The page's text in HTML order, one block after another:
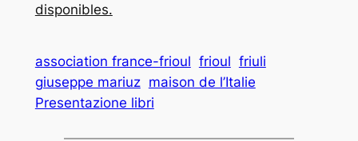
disponibles.
association france-frioul frioul friuli
giuseppe mariuz maison de l’Italie
Presentazione libri